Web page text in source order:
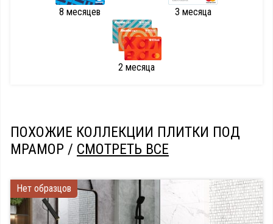
8 месяцев 3 месяца
2 месяца
ПОХОЖИЕ КОЛЛЕКЦИИ ПЛИТКИ ПОД
МРАМОР / СМОТРЕТЬ ВСЕ
Нет образцов